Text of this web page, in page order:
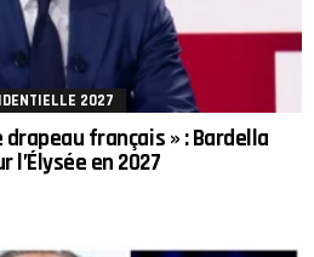
2027
français » : Bardella
en 2027